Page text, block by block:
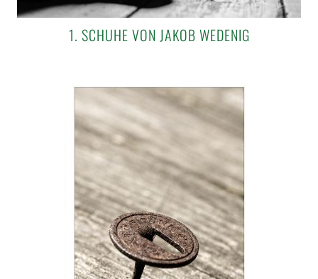
1. SCHUHE VON JAKOB WEDENIG